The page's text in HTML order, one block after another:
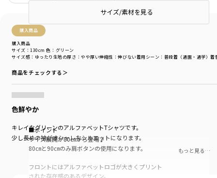
購入商品
購入商品
サイズ感 ：ゆったり 生地の厚さ ：やや厚い伸縮性 ：伸びない着用シーン ：普段着（通園・通学）着
サイズ：130cm 色：グリーン
商品をチェックする＞
色鮮やか
キレイなグリーンのアルファベットTシャツです。
少し長めの袖がオシャレなシルエットになります。
もっと見る…
サイズ/素材を見る
■ポイント
サイズ展開が80㎝から登場♪
80㎝と90㎝のみ肩ボタンの使用になります。
フロントにはアルファベットロゴが大きくプリント
された存在感のあるデザイン。